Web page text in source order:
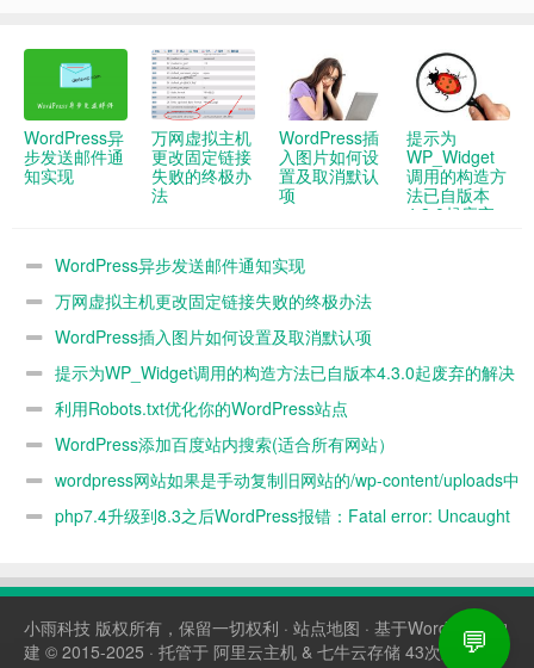
WordPress异
步发送邮件通
知实现
万网虚拟主机
更改固定链接
失败的终极办
法
WordPress插
入图片如何设
置及取消默认
项
提示为
WP_Widget
调用的构造方
法已自版本
4.3.0起废弃
WordPress异步发送邮件通知实现
万网虚拟主机更改固定链接失败的终极办法
WordPress插入图片如何设置及取消默认项
提示为WP_Widget调用的构造方法已自版本4.3.0起废弃的解决
办法利用Robots.txt优化你的WordPress站点
WordPress添加百度站内搜索(适合所有网站）
wordpress网站如果是手动复制旧网站的/wp-content/uploads中
的图片到新网站 新网站媒体库没办法看到 怎么解决
php7.4升级到8.3之后WordPress报错：Fatal error: Uncaught
WP_Widget::__construct()解决办法
小雨科技 版权所有，保留一切权利 · 站点地图 · 基于WordPress构
建 © 2015-2025 · 托管于 阿里云主机 & 七牛云存储 43次查询，耗
💬